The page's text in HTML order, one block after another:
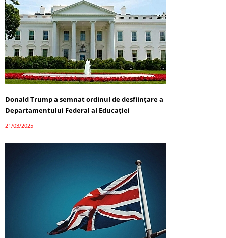
Donald Trump a semnat ordinul de desființare a
Departamentului Federal al Educației
21/03/2025